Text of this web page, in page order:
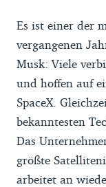
Es ist einer der
vergangenen
Musk: Viele
und hoffen auf
SpaceX.
bekanntesten
Das
größte
arbeitet an